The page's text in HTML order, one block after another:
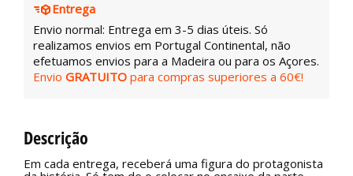
Entrega
Envio normal: Entrega em 3-5 dias úteis. Só
realizamos envios em Portugal Continental, não
efetuamos envios para a Madeira ou para os Açores.
Envio GRATUITO para compras superiores a 60€!
Descrição
Em cada entrega, receberá uma figura do protagonista